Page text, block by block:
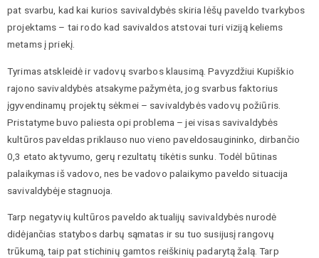
pat svarbu, kad kai kurios savivaldybės skiria lėšų paveldo tvarkybos
projektams – tai rodo kad savivaldos atstovai turi viziją keliems
metams į priekį.
Tyrimas atskleidė ir vadovų svarbos klausimą. Pavyzdžiui Kupiškio
rajono savivaldybės atsakyme pažymėta, jog svarbus faktorius
įgyvendinamų projektų sėkmei – savivaldybės vadovų požiūris.
Pristatyme buvo paliesta opi problema – jei visas savivaldybės
kultūros paveldas priklauso nuo vieno paveldosaugininko, dirbančio
0,3 etato aktyvumo, gerų rezultatų tikėtis sunku. Todėl būtinas
palaikymas iš vadovo, nes be vadovo palaikymo paveldo situacija
savivaldybėje stagnuoja.
Tarp negatyvių kultūros paveldo aktualijų savivaldybės nurodė
didėjančias statybos darbų sąmatas ir su tuo susijusį rangovų
trūkumą, taip pat stichinių gamtos reiškinių padarytą žalą. Tarp